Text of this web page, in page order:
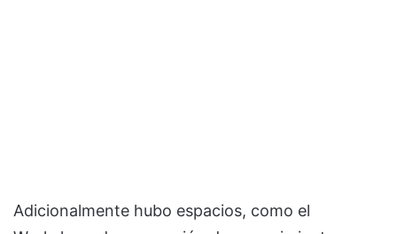
Adicionalmente hubo espacios, como el